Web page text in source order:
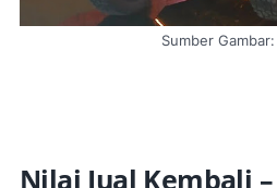
Sumber
Nilai Jual Kembali